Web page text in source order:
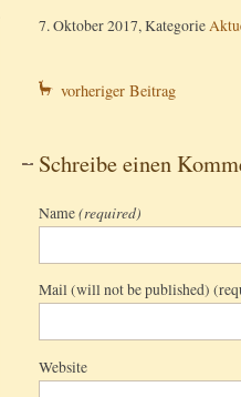
7. Oktober 2017, Kategorie
vorheriger Beitrag
Schreibe einen
Name(required)
Mail (will not be published)
Website